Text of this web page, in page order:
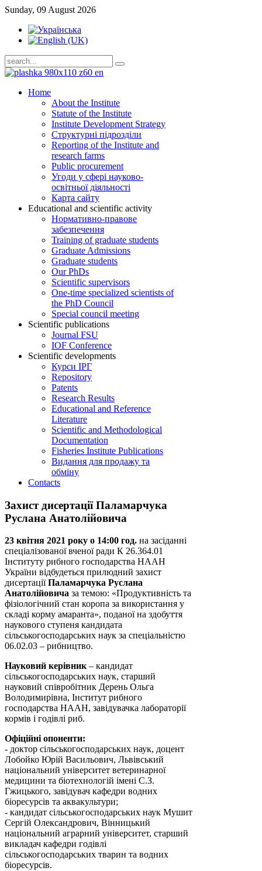
Sunday, 09 August 2026
Home
About the Institute
Statute of the Institute
Institute Development Strategy
Структурні підрозділи
Reporting of the Institute and
research farms
Public procurement
Угоди у сфері науково-
освітньої діяльності
Карта сайту
Educational and scientific activity
Нормативно-правове
забезпечення
Training of graduate students
Graduate Admissions
Graduate students
Our PhDs
Scientific supervisors
One-time specialized scientists of
the PhD Council
Special council meeting
Scientific publications
Journal FSU
IOF Conference
Scientific developments
Курси ІРГ
Repository
Patents
Research Results
Educational and Reference
Literature
Scientific and Methodological
Documentation
Fisheries Institute Publications
Видання для продажу та
обміну
Contacts
Захист дисертації Паламарчука
Руслана Анатолійовича
23 квітня 2021 року о 14:00 год. на засіданні
спеціалізованої вченої ради К 26.364.01
Інституту рибного господарства НААН
України відбудеться прилюдний захист
дисертаціїПаламарчука Руслана
Анатолійовича за темою: «Продуктивність та
фізіологічний стан коропа за використання у
складі корму амаранта», поданої на здобуття
наукового ступеня кандидата
сільськогосподарських наук за спеціальністю
06.02.03 – рибництво.
Науковий керівник– кандидат
сільськогосподарських наук, старший
науковий співробітник Дерень Ольга
Володимирівна, Інститут рибного
господарства НААН, завідувачка лабораторії
кормів і годівлі риб.
Офіційні опоненти:
- доктор сільськогосподарських наук, доцент
Лобойко Юрій Васильович, Львівський
національний університет ветеринарної
медицини та біотехнологій імені С.З.
Гжицького, завідувач кафедри водних
біоресурсів та аквакультури;
- кандидат сільськогосподарських наук Мушит
Сергій Олександрович, Вінницький
національний аграрний університет, старший
викладач кафедри годівлі
сільськогосподарських тварин та водних
біоресурсів.